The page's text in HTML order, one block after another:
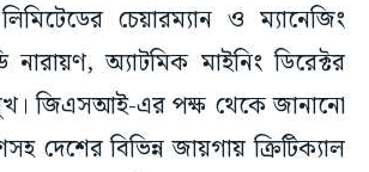
চেয়ারম্যান ও ম্যানেজিং
অ্যাটমিক মাইনিং ডিরেক্টর
জিএসআই-এর পক্ষ থেকে জানানো
দেশের বিভিন্ন জায়গায় ক্রিটিক্যাল